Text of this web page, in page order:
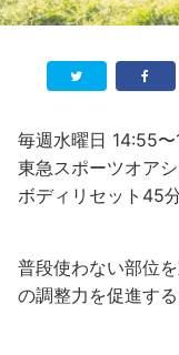
毎週水曜日 14:55
東急スポーツオア
ボディリセット45
普段使わない部位
の調整力を促進する